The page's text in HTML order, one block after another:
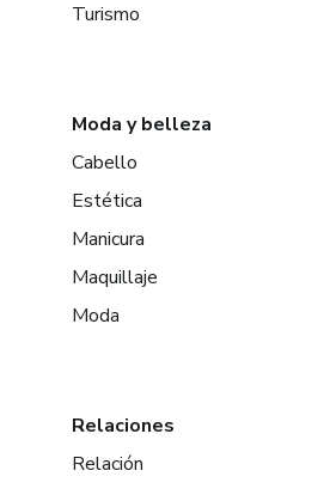
Turismo
Moda y belleza
Cabello
Estética
Manicura
Maquillaje
Moda
Relaciones
Relación